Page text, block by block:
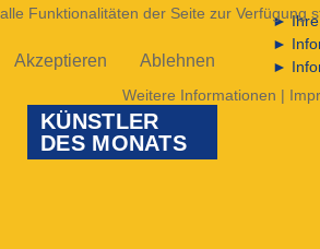
►Ihre
►
►
KÜNSTLER
DES MONATS
alle Funktionalitäten der Seite zur Verfügung
Akzeptieren Ablehnen
Weitere Informationen |